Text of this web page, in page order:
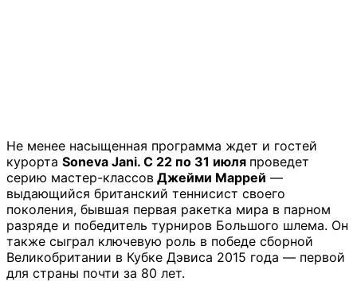
Не менее насыщенная программа ждет и гостей
курорта Soneva Jani. С 22 по 31 июля проведет
серию мастер-классов Джейми Маррей —
выдающийся британский теннисист своего
поколения, бывшая первая ракетка мира в парном
разряде и победитель турниров Большого шлема. Он
также сыграл ключевую роль в победе сборной
Великобритании в Кубке Дэвиса 2015 года — первой
для страны почти за 80 лет.